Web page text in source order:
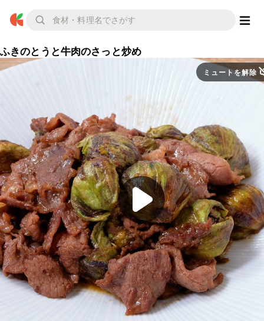
ふきのとうと牛肉のさっと炒め
ミュートを解除